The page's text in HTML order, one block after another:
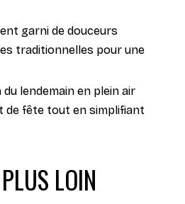
garni de douceurs
traditionnelles pour une
lendemain en plein air
de fête tout en simplifiant
LOIN